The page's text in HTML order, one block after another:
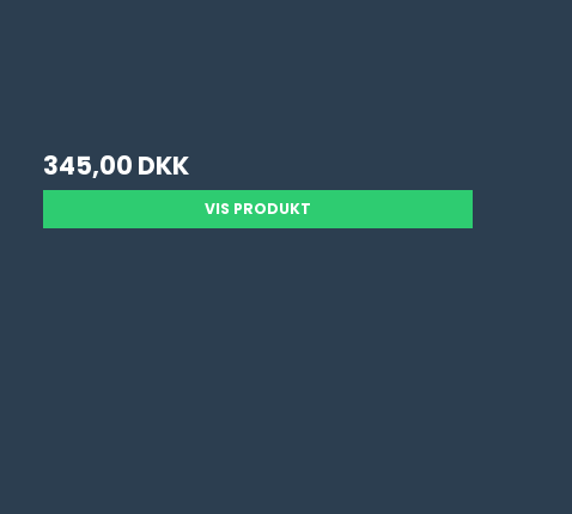
345,00 DKK
VIS PRODUKT